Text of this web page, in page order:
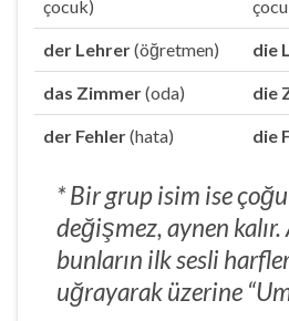
çocuk)
der Lehrer(öğretmen) die
das Zimmer(oda) die
der Fehler(hata) die
* Bir grup isim ise
değişmez, aynen
bunların ilk sesli
uğrayarak üzerine